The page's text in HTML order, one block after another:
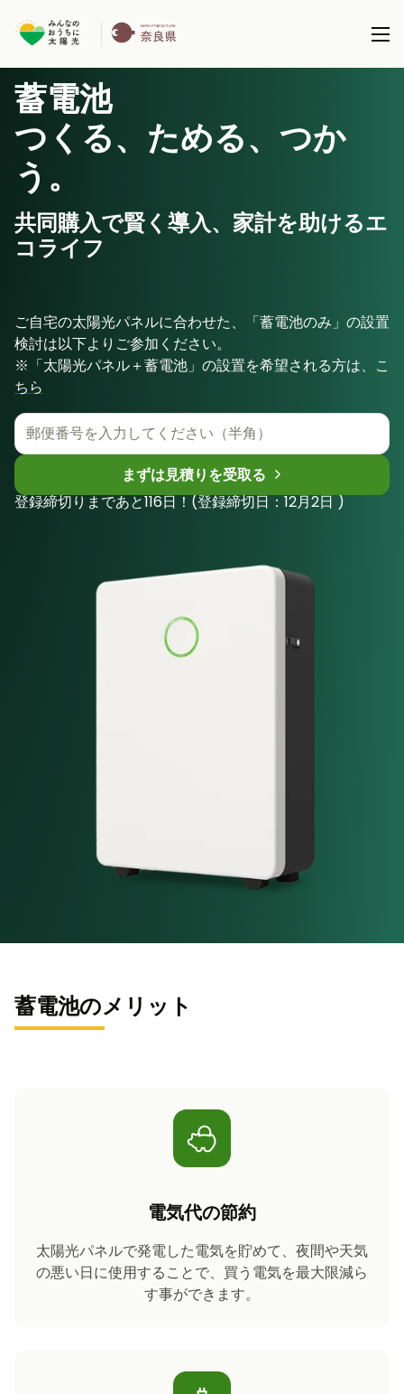
本事業について
共同購入事業とは
事務局について
全国で実施している共同購入事業
製品を選択する
太陽光パネル / 太陽光パネル＋蓄電池
蓄電池 (パネル設置済の方)
ブログ
蓄電池
つくる、ためる、つか
う。
共同購入で賢く導入、家計を助けるエ
コライフ
ご自宅の太陽光パネルに合わせた、「蓄電池のみ」の設置
検討は以下よりご参加ください。
※「太陽光パネル＋蓄電池」の設置を希望される方は、 こ
ちら
まずは見積りを受取る
登録締切りまであと116日！(登録締切日：12月2日 )
蓄電池のメリット
電気代の節約
太陽光パネルで発電した電気を貯めて、夜間や天気
の悪い日に使用することで、買う電気を最大限減ら
す事ができます。